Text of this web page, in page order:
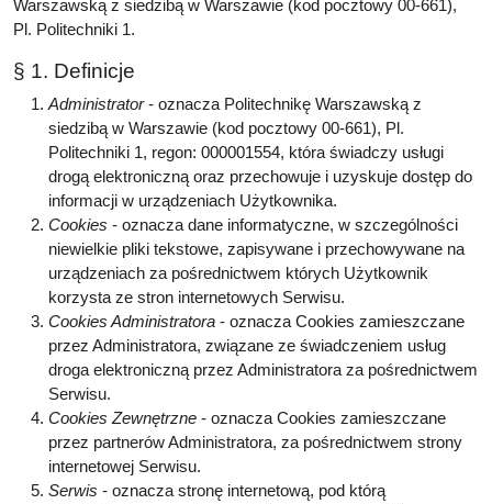
Warszawską z siedzibą w Warszawie (kod pocztowy 00-661),
Pl. Politechniki 1.
§ 1. Definicje
Administrator- oznacza Politechnikę Warszawską z
siedzibą w Warszawie (kod pocztowy 00-661), Pl.
Politechniki 1, regon: 000001554, która świadczy usługi
drogą elektroniczną oraz przechowuje i uzyskuje dostęp do
informacji w urządzeniach Użytkownika.
Cookies - oznacza dane informatyczne, w szczególności
niewielkie pliki tekstowe, zapisywane i przechowywane na
urządzeniach za pośrednictwem których Użytkownik
korzysta ze stron internetowych Serwisu.
Cookies Administratora - oznacza Cookies zamieszczane
przez Administratora, związane ze świadczeniem usług
droga elektroniczną przez Administratora za pośrednictwem
Serwisu.
Cookies Zewnętrzne - oznacza Cookies zamieszczane
przez partnerów Administratora, za pośrednictwem strony
internetowej Serwisu.
Serwis - oznacza stronę internetową, pod którą